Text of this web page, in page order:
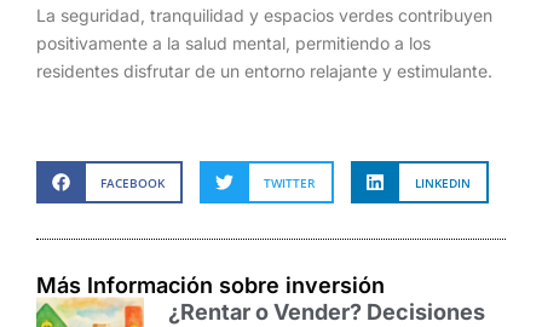
La seguridad, tranquilidad y espacios verdes contribuyen
positivamente a la salud mental, permitiendo a los
residentes disfrutar de un entorno relajante y estimulante.
FACEBOOK TWITTER LINKEDIN
Más Información sobre inversión
¿Rentar o Vender? Decisiones